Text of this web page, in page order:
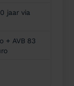
jaar via
+ AVB 83